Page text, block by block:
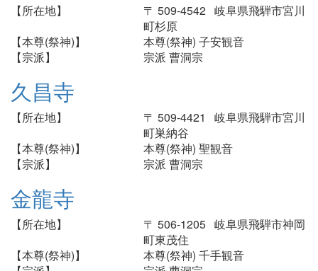
【所在地】
〒 509-4542 岐阜県飛騨市宮川
町杉原
【本尊(祭神)】
本尊(祭神) 子安観音
【宗派】
宗派 曹洞宗
久昌寺
【所在地】
〒 509-4421 岐阜県飛騨市宮川
町巣納谷
【本尊(祭神)】
本尊(祭神) 聖観音
【宗派】
宗派 曹洞宗
金龍寺
【所在地】
〒 506-1205 岐阜県飛騨市神岡
町東茂住
【本尊(祭神)】
本尊(祭神) 千手観音